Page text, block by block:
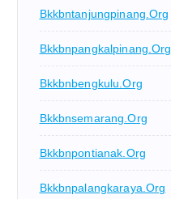
Bkkbntanjungpinang.org
Bkkbnpangkalpinang.org
Bkkbnbengkulu.org
Bkkbnsemarang.org
Bkkbnpontianak.org
Bkkbnpalangkaraya.org